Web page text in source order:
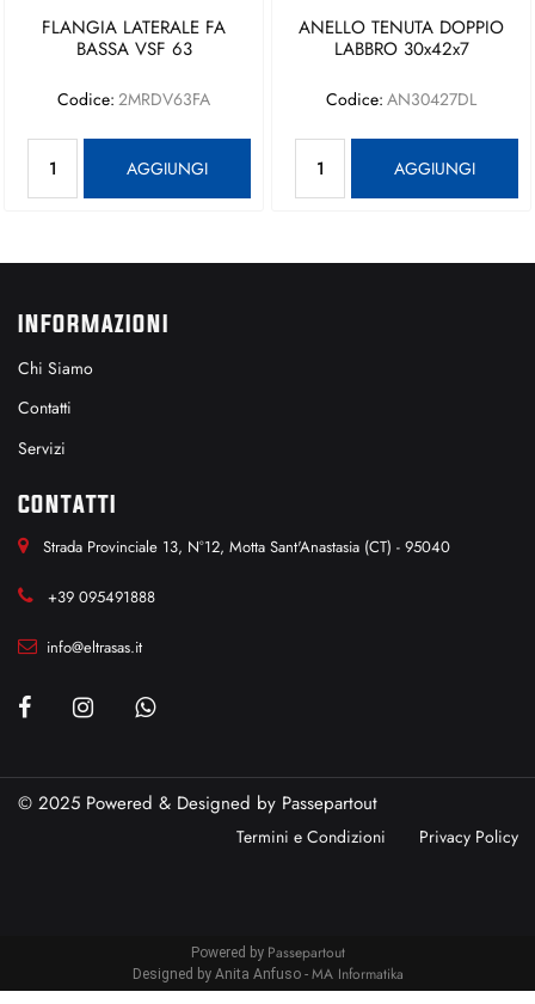
FLANGIA LATERALE FA
BASSA VSF 63
Codice: 2MRDV63FA
AGGIUNGI
ANELLO TENUTA DOPPIO
LABBRO 30x42x7
Codice: AN30427DL
AGGIUNGI
INFORMAZIONI
Chi Siamo
Contatti
Servizi
CONTATTI
Strada Provinciale 13, N°12, Motta Sant'Anastasia (CT) - 95040
+39 095491888
info@eltrasas.it
© 2025 Powered & Designed by Passepartout
Termini e Condizioni Privacy Policy
Powered by Passepartout
Designed by Anita Anfuso - MA Informatika